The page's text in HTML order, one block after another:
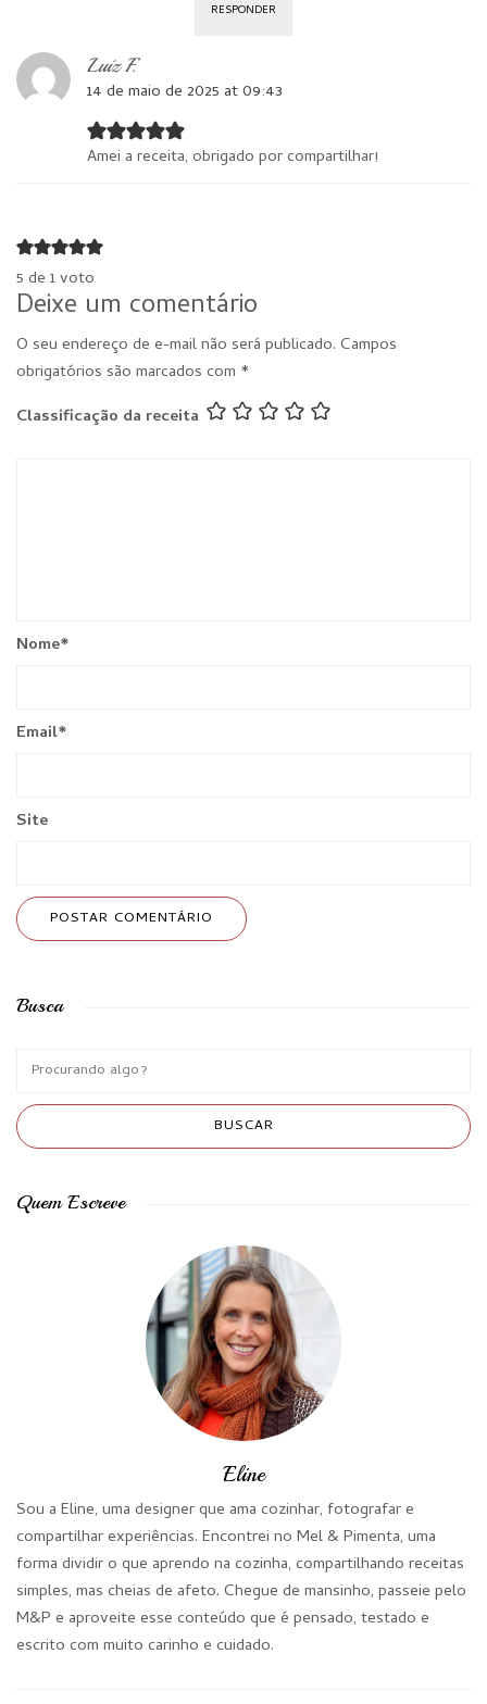
RESPONDER
Luiz F.
14 de maio de 2025 at 09:43
Amei a receita, obrigado por compartilhar!
5 de 1 voto
Deixe um comentário
O seu endereço de e-mail não será publicado. Campos
obrigatórios são marcados com *
Classificação da receita
Nome*
Email*
Site
Busca
Quem Escreve
Eline
Sou a Eline, uma designer que ama cozinhar, fotografar e
compartilhar experiências. Encontrei no Mel & Pimenta, uma
forma dividir o que aprendo na cozinha, compartilhando receitas
simples, mas cheias de afeto. Chegue de mansinho, passeie pelo
M&P e aproveite esse conteúdo que é pensado, testado e
escrito com muito carinho e cuidado.